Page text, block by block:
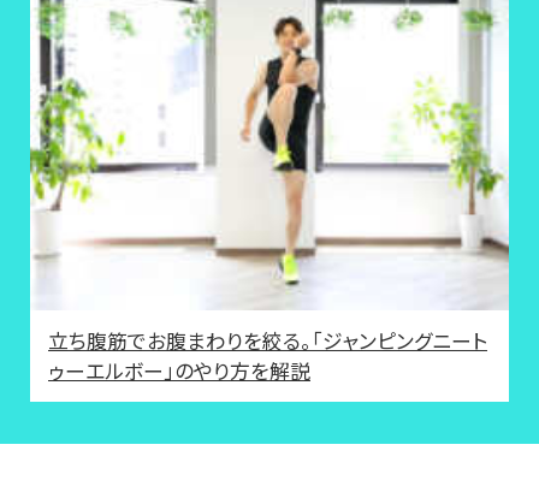
立ち腹筋でお腹まわりを絞る。「ジャンピングニート
ゥーエルボー」のやり方を解説